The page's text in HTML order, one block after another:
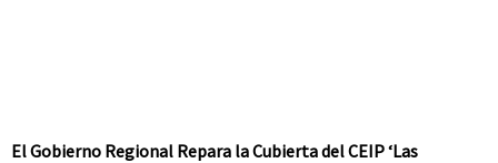
El Gobierno Regional Repara la Cubierta del CEIP ‘Las